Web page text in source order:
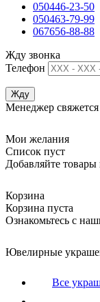
050446-23-50
050463-79-99
067656-88-88
Жду звонка
Телефон
Менеджер
Мои желания
Список пуст
Добавляйте товары
Корзина
Корзина пуста
Ознакомьтесь с
Ювелирные
Все